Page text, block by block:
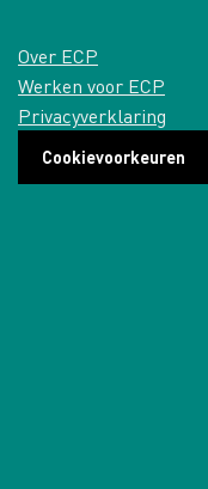
Over ECP
Werken voor ECP
Privacyverklaring
Cookievoorkeuren